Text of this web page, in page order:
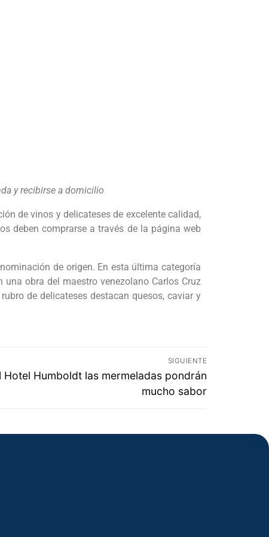
y recibirse a domicilio
de vinos y delicateses de excelente calidad,
deben comprarse a través de la página web
de origen. En esta última categoría
obra del maestro venezolano Carlos Cruz
de delicateses destacan quesos, caviar y
SIGUIENTE
Hotel Humboldt las mermeladas pondrán
mucho sabor